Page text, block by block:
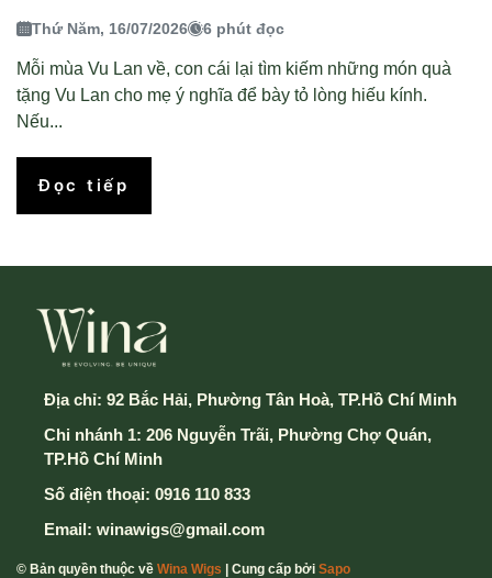
Thứ Năm, 16/07/2026 6 phút đọc
Mỗi mùa Vu Lan về, con cái lại tìm kiếm những món quà
tặng Vu Lan cho mẹ ý nghĩa để bày tỏ lòng hiếu kính.
Nếu...
Đọc tiếp
Địa chỉ: 92 Bắc Hải, Phường Tân Hoà, TP.Hồ Chí Minh
Chi nhánh 1: 206 Nguyễn Trãi, Phường Chợ Quán,
TP.Hồ Chí Minh
Số điện thoại: 0916 110 833
Email: winawigs@gmail.com
© Bản quyền thuộc về Wina Wigs | Cung cấp bởi Sapo